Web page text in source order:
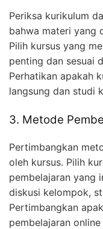
Periksa kurikulum
bahwa materi yang
Pilih kursus yang
penting dan sesuai
Perhatikan apakah
langsung dan studi
3. Metode
Pertimbangkan
oleh kursus. Pilih
pembelajaran yang
diskusi kelompok,
Pertimbangkan
pembelajaran